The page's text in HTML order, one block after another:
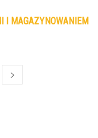
I MAGAZYNOWANIEM